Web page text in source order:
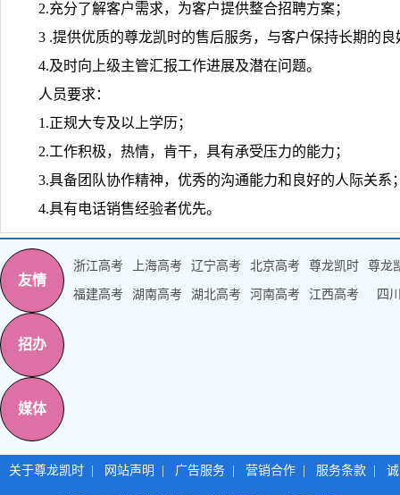
2.充分了解客户需求，为客户提供整合招聘方案；
3 .提供优质的尊龙凯时的售后服务，与客户保持长期的良
4.及时向上级主管汇报工作进展及潜在问题。
人员要求：
1.正规大专及以上学历；
2.工作积极，热情，肯干，具有承受压力的能力；
3.具备团队协作精神，优秀的沟通能力和良好的人际关系
4.具有电话销售经验者优先。
友情
浙江高考 上海高考 辽宁高考 北京高考 尊龙凯时 尊龙
福建高考 湖南高考 湖北高考 河南高考 江西高考 四
招办
媒体
关于尊龙凯时 网站声明 广告服务 营销合作 服务条款 诚